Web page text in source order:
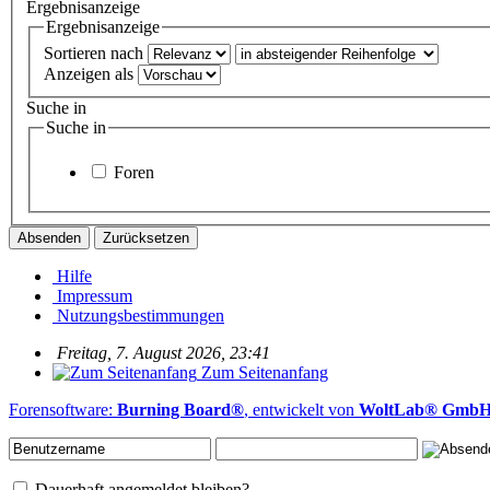
Ergebnisanzeige
Ergebnisanzeige
Sortieren nach
Anzeigen als
Suche in
Suche in
Foren
Hilfe
Impressum
Nutzungsbestimmungen
Freitag, 7. August 2026, 23:41
Zum Seitenanfang
Forensoftware: Burning Board®, entwickelt von WoltLab®